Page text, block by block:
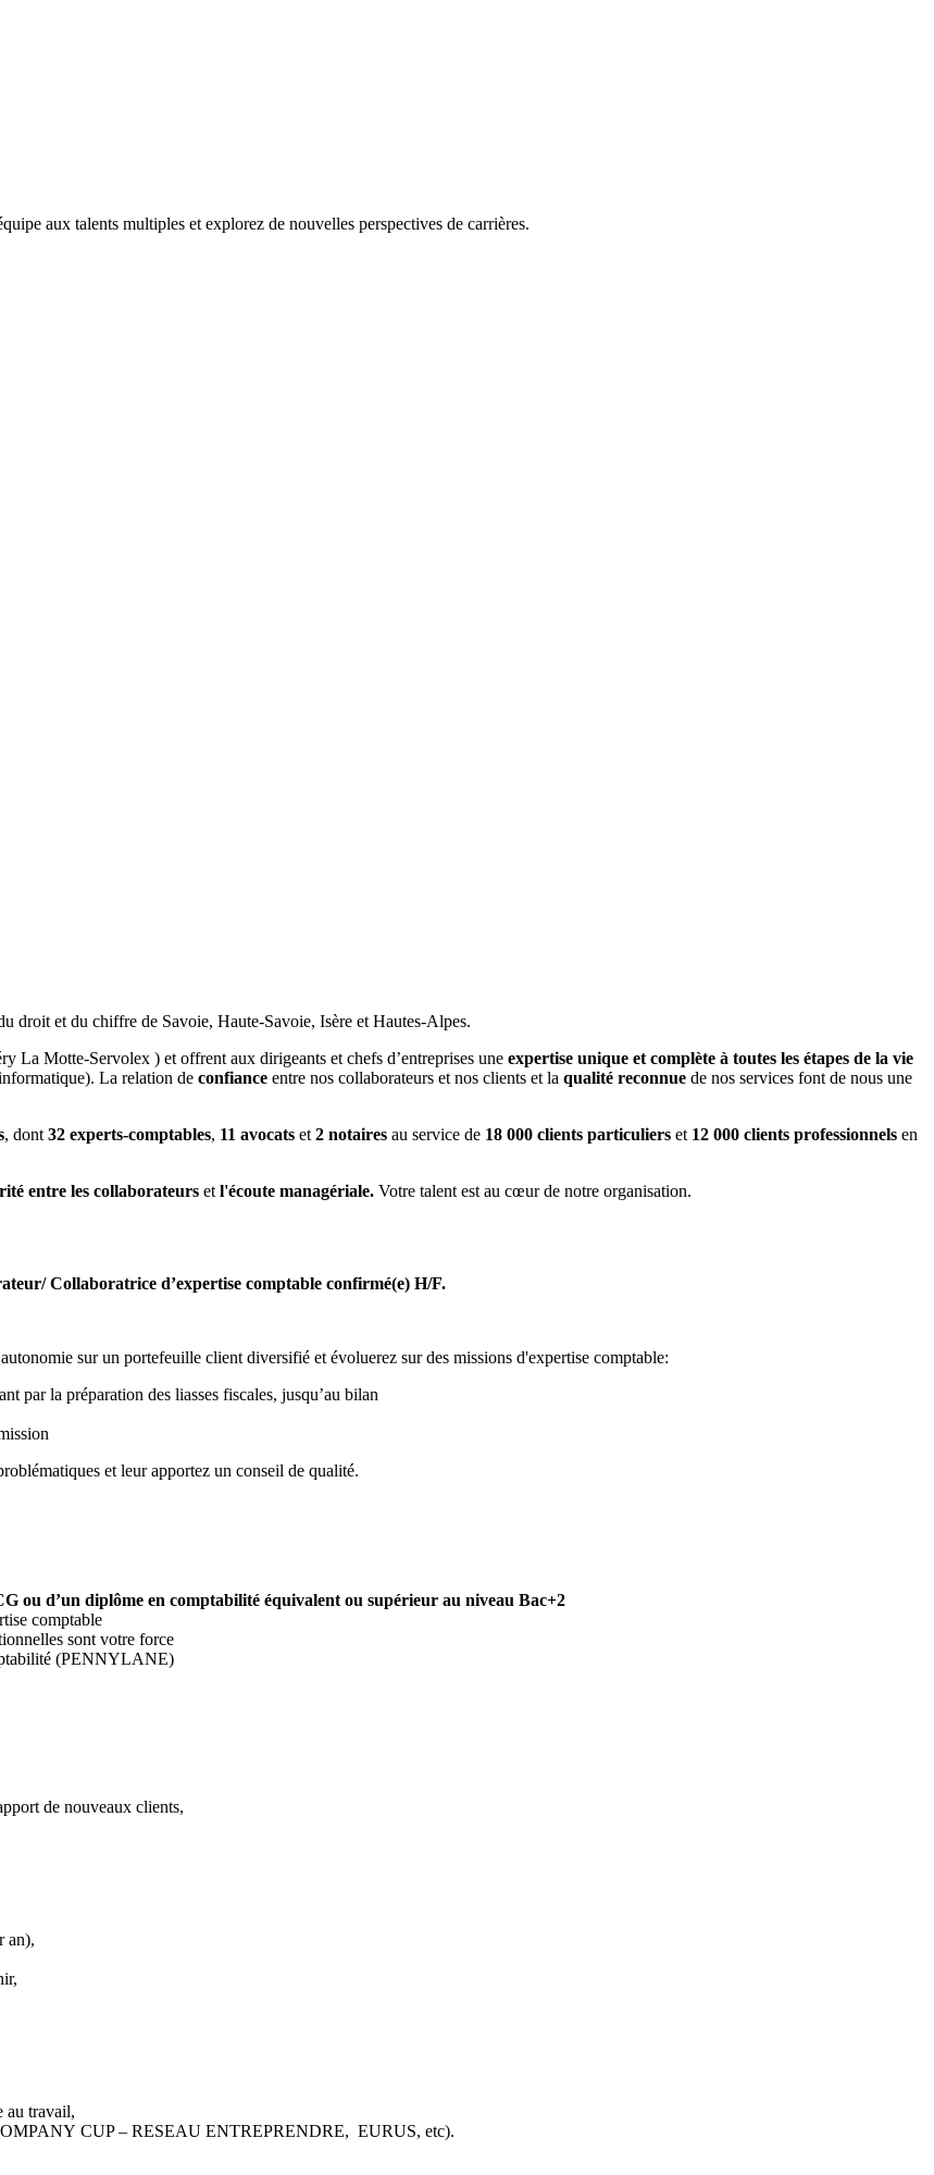
aux talents multiples et explorez de nouvelles perspectives de carrières.
droit et du chiffre de Savoie, Haute-Savoie, Isère et Hautes-Alpes.
La Motte-Servolex ) et offrent aux dirigeants et chefs d’entreprises une expertise unique et complète à toutes les étapes de la vie
La relation de confiance entre nos collaborateurs et nos clients et la qualité reconnue de nos services font de nous une
, dont 32 experts-comptables, 11 avocats et 2 notaires au service de 18 000 clients particuliers et 12 000 clients professionnels en
entre les collaborateurs et l'écoute managériale. Votre talent est au cœur de notre organisation.
Collaboratrice d’expertise comptable confirmé(e) H/F.
sur un portefeuille client diversifié et évoluerez sur des missions d'expertise comptable:
par la préparation des liasses fiscales, jusqu’au bilan
et leur apportez un conseil de qualité.
ou d’un diplôme en comptabilité équivalent ou supérieur au niveau Bac+2
comptable
sont votre force
(PENNYLANE)
de nouveaux clients,
an),
au travail,
CUP – RESEAU ENTREPRENDRE, EURUS, etc).